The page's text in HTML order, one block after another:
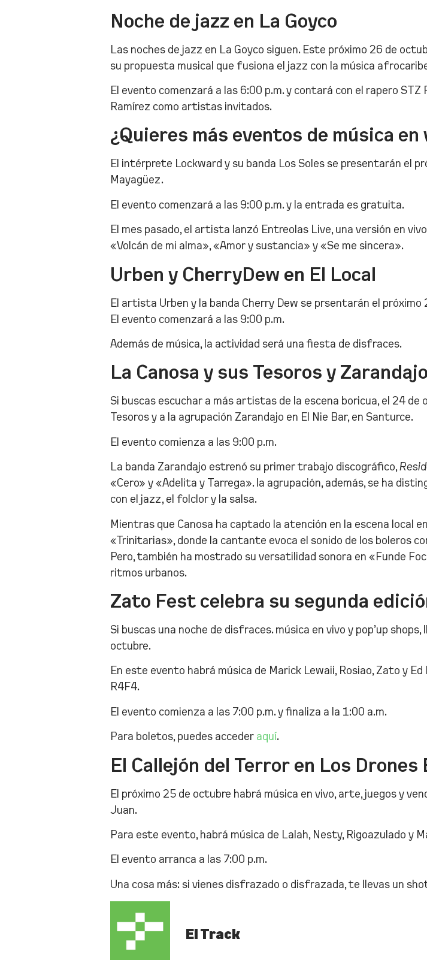
Noche de jazz en La Goyco
Las noches de jazz en La Goyco siguen. Este próximo 26 de
su propuesta musical que fusiona el jazz con la música
El evento comenzará a las 6:00 p.m. y contará con el rapero
Ramírez como artistas invitados.
¿Quieres más eventos de música en
El intérprete Lockward y su banda Los Soles se presentarán el
Mayagüez.
El evento comenzará a las 9:00 p.m. y la entrada es gratuita.
El mes pasado, el artista lanzó Entreolas Live, una versión en
«Volcán de mi alma», «Amor y sustancia» y «Se me sincera».
Urben y CherryDew en El Local
El artista Urben y la banda Cherry Dew se prsentarán el próximo
El evento comenzará a las 9:00 p.m.
Además de música, la actividad será una fiesta de disfraces.
La Canosa y sus Tesoros y
Si buscas escuchar a más artistas de la escena boricua, el 24 de
Tesoros y a la agrupación Zarandajo en El Nie Bar, en Santurce.
El evento comienza a las 9:00 p.m.
La banda Zarandajo estrenó su primer trabajo discográfico,
«Cero» y «Adelita y Tarrega». la agrupación, además, se ha
con el jazz, el folclor y la salsa.
Mientras que Canosa ha captado la atención en la escena local
«Trinitarias», donde la cantante evoca el sonido de los boleros
Pero, también ha mostrado su versatilidad sonora en «Funde
ritmos urbanos.
Zato Fest celebra su segunda
Si buscas una noche de disfraces. música en vivo y pop’up
octubre.
En este evento habrá música de Marick Lewaii, Rosiao, Zato y
R4F4.
El evento comienza a las 7:00 p.m. y finaliza a la 1:00 a.m.
Para boletos, puedes acceder aquí.
El Callejón del Terror en Los Drones
El próximo 25 de octubre habrá música en vivo, arte, juegos y
Juan.
Para este evento, habrá música de Lalah, Nesty, Rigoazulado y
El evento arranca a las 7:00 p.m.
Una cosa más: si vienes disfrazado o disfrazada, te llevas un
El Track